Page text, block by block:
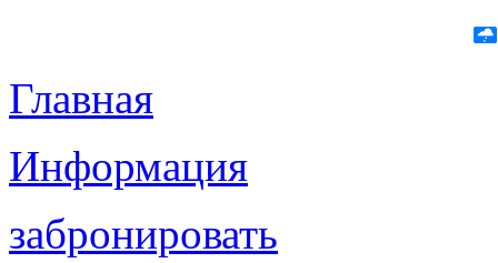
Главная
Информация
забронировать